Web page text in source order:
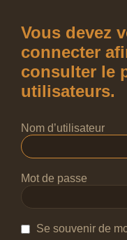
Vous devez
connecter
consulter le
utilisateurs.
Nom d’utilisateur
Mot de passe
Se souvenir de